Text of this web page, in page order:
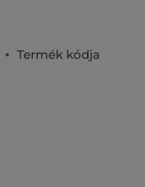
Termék kódja